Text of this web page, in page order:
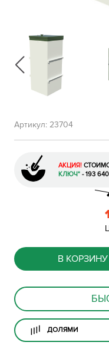
Артикул: 23704
АКЦИЯ!
КЛЮЧ" - 193
В КОРЗИНУ
ДОЛЯМИ